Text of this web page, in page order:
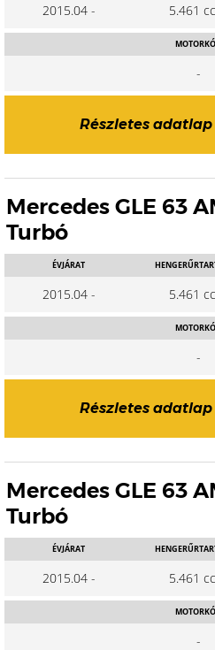
2015.04 - 5.461
-
Részletes adatlap
Mercedes GLE 63
Turbó
ÉVJÁRAT
2015.04 - 5.461
-
Részletes adatlap
Mercedes GLE 63
Turbó
ÉVJÁRAT
2015.04 - 5.461
-